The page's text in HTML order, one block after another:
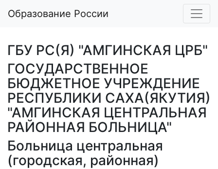
Образование России
ГБУ РС(Я) "АМГИНСКАЯ ЦРБ"
ГОСУДАРСТВЕННОЕ
БЮДЖЕТНОЕ УЧРЕЖДЕНИЕ
РЕСПУБЛИКИ САХА(ЯКУТИЯ)
"АМГИНСКАЯ ЦЕНТРАЛЬНАЯ
РАЙОННАЯ БОЛЬНИЦА"
Больница центральная
(городская, районная)